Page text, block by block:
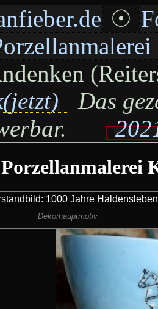
☉
Das
1000 Jahre
Dekorhauptmotiv